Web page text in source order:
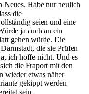
Neues. Habe nur neulich
die
seien und eine
ja auch an ein
gehen würde. Die
die sie Prüfen
ich hoffe nicht. Und es
die Fraport mit den
wieder etwas näher
gekippt werden
sein.